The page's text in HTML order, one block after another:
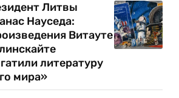
Литвы
Науседа:
Витауте
литературу
мира»